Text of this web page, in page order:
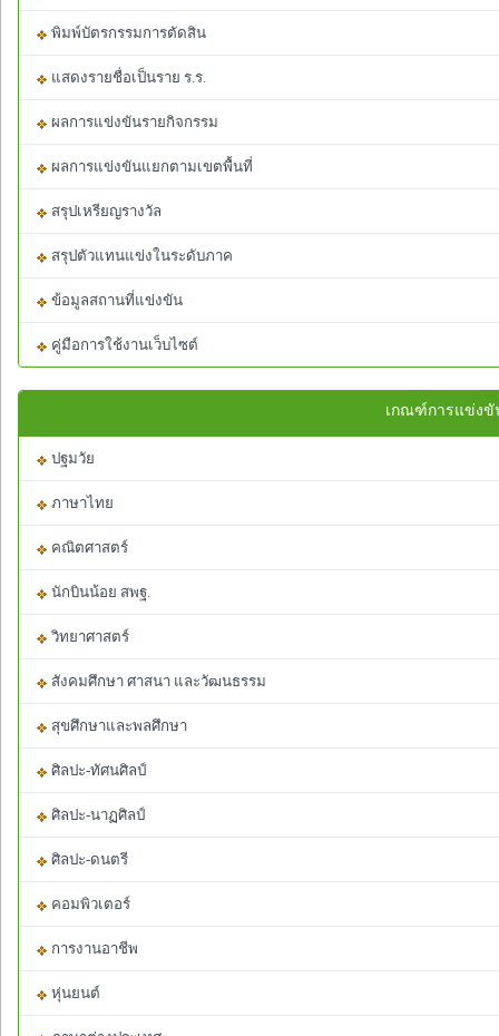
พิมพ์บัตรกรรมการตัดสิน
แสดงรายชื่อเป็นราย ร.ร.
ผลการแข่งขันรายกิจกรรม
ผลการแข่งขันแยกตามเขตพื้นที่
สรุปเหรียญรางวัล
สรุปตัวแทนแข่งในระดับภาค
ข้อมูลสถานที่แข่งขัน
คู่มือการใช้งานเว็บไซต์
เกณฑ์การแข่งขั
ปฐมวัย
ภาษาไทย
คณิตศาสตร์
นักบินน้อย สพฐ.
วิทยาศาสตร์
สังคมศึกษา ศาสนา และวัฒนธรรม
สุขศึกษาและพลศึกษา
ศิลปะ-ทัศนศิลป์
ศิลปะ-นาฏศิลป์
ศิลปะ-ดนตรี
คอมพิวเตอร์
การงานอาชีพ
หุ่นยนต์